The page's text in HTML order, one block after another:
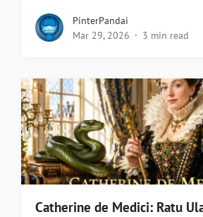
PinterPandai
Mar 29, 2026
3 min read
Catherine de Medici: Ratu